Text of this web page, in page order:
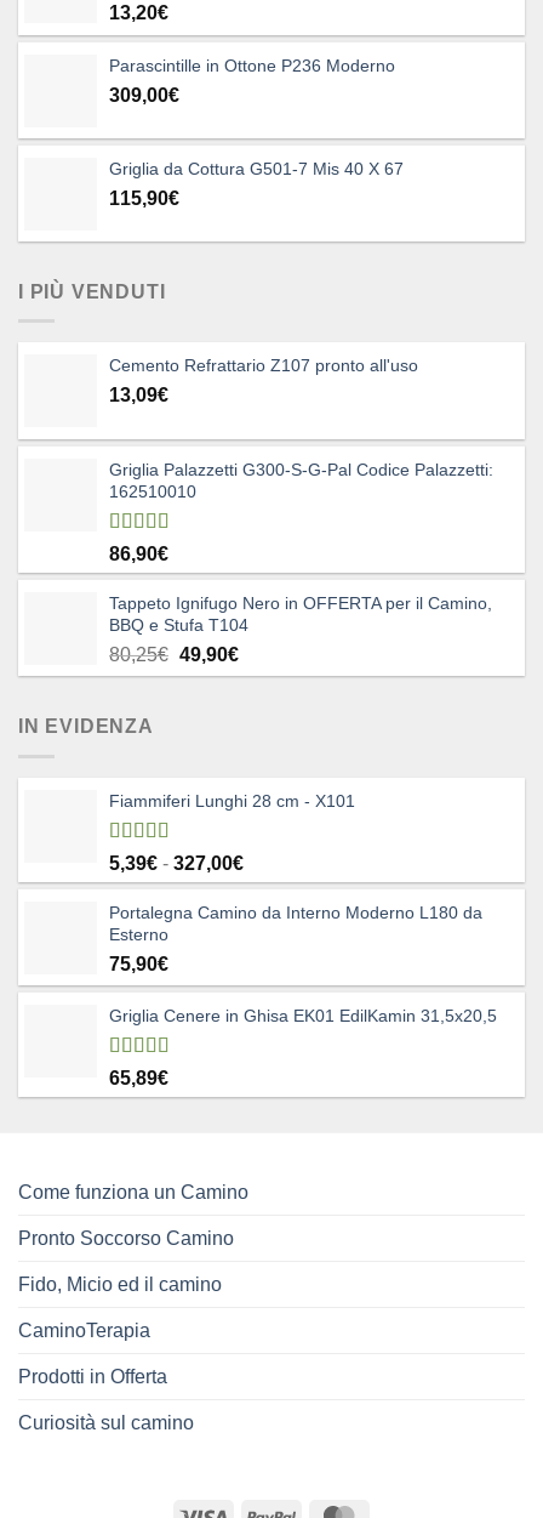
13,20€
Parascintille in Ottone P236 Moderno
309,00€
Griglia da Cottura G501-7 Mis 40 X 67
115,90€
I PIÙ VENDUTI
Cemento Refrattario Z107 pronto all'uso
13,09€
Griglia Palazzetti G300-S-G-Pal Codice Palazzetti:
162510010
Valutato
5.00su 5
86,90€
Tappeto Ignifugo Nero in OFFERTA per il Camino,
BBQ e Stufa T104
80,25€ Il
prezzo
49,90€Il
prezzo
IN EVIDENZA
Fiammiferi Lunghi 28 cm - X101
Valutato
5.00su 5
5,39€ - 327,00€Fascia
di
prezzo:
a
327,00€
Portalegna Camino da Interno Moderno L180 da
Esterno
75,90€
Griglia Cenere in Ghisa EK01 EdilKamin 31,5x20,5
Valutato
4.83su 5
65,89€
Come funziona un Camino
Pronto Soccorso Camino
Fido, Micio ed il camino
CaminoTerapia
Prodotti in Offerta
Curiosità sul camino